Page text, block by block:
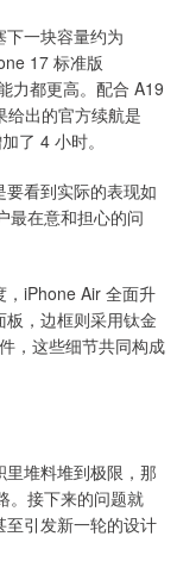
一块容量约为
17 标准版
力都更高。配合 A19
给出的官方续航是
了 4 小时。
看到实际的表现如
最在意和担心的问
，iPhone Air 全面升
，边框则采用钛金
，这些细节共同构成
堆料堆到极限，那
。接下来的问题就
引发新一轮的设计